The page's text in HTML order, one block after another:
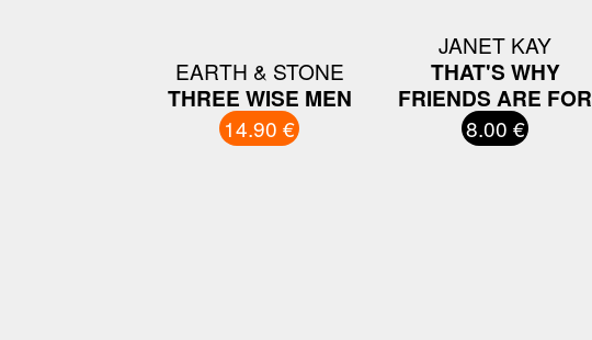
EARTH & STONE
THREE WISE MEN
14.90 €
JANET KAY
THAT'S WHY
FRIENDS ARE FOR
8.00 €